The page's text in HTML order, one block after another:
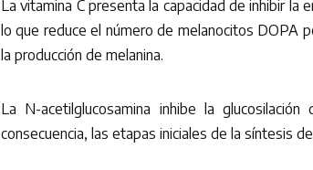
La vitamina C presenta la capacidad de inhibir la
lo que reduce el número de melanocitos DOPA
la producción de melanina.
La N-acetilglucosamina inhibe la
consecuencia, las etapas iniciales de la síntesis